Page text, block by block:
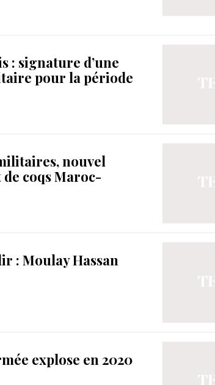
: signature d’une
pour la période
nouvel
coqs Maroc-
: Moulay Hassan
explose en 2020